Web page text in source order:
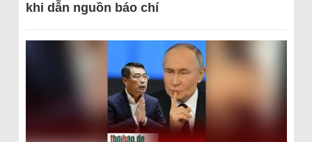
khi dẫn nguồn báo chí